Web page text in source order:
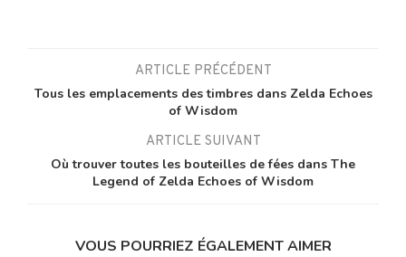
ARTICLE PRÉCÉDENT
Tous les emplacements des timbres dans Zelda Echoes
of Wisdom
ARTICLE SUIVANT
Où trouver toutes les bouteilles de fées dans The
Legend of Zelda Echoes of Wisdom
VOUS POURRIEZ ÉGALEMENT AIMER